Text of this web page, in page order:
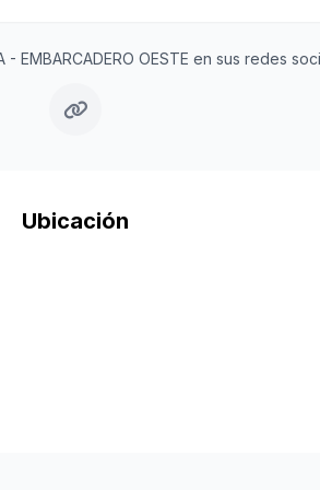
- EMBARCADERO OESTE en sus redes
Ubicación